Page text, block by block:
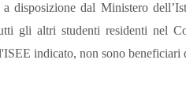
disposizione dal Ministero
gli altri studenti residenti nel
indicato, non sono beneficiari